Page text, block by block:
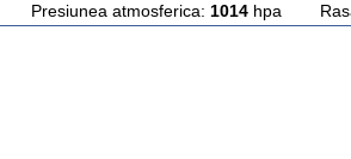
Presiunea atmosferica: 1014 hpa